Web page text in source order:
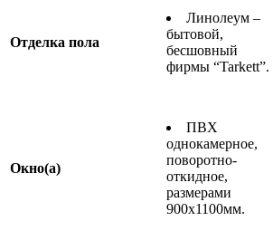
Отделка пола
Линолеум –
бытовой,
бесшовный
фирмы “Tarkett”.
Окно(а)
ПВХ
однокамерное,
поворотно-
откидное,
размерами
900х1100мм.